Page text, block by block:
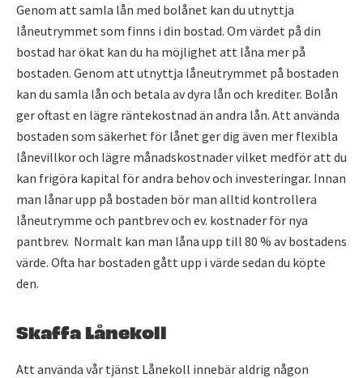
Genom att samla lån med bolånet kan du utnyttja
låneutrymmet som finns i din bostad. Om värdet på din
bostad har ökat kan du ha möjlighet att låna mer på
bostaden. Genom att utnyttja låneutrymmet på bostaden
kan du samla lån och betala av dyra lån och krediter. Bolån
ger oftast en lägre räntekostnad än andra lån. Att använda
bostaden som säkerhet för lånet ger dig även mer flexibla
lånevillkor och lägre månadskostnader vilket medför att du
kan frigöra kapital för andra behov och investeringar. Innan
man lånar upp på bostaden bör man alltid kontrollera
låneutrymme och pantbrev och ev. kostnader för nya
pantbrev. Normalt kan man låna upp till 80 % av bostadens
värde. Ofta har bostaden gått upp i värde sedan du köpte
den.
Skaffa Lånekoll
Att använda vår tjänst Lånekoll innebär aldrig någon